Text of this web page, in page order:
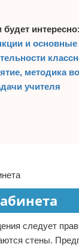
будет интересно:
и основные
методика
учителя
следует
стены.